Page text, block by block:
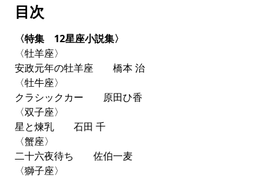
『テキサコ』や『クレオール礼賛』で知られる、カリブ
海マルティニーク島出身のゴンクール賞作家
ク・シャモワゾーと、ノーベル賞作家の
熱い文学談義を繰り広げた対談
ル的未来のために」
は必読です。司会は作家でありフラ
ンス文学者でもある
学的友情」で結ばれた二人が、グローバル化の対極にあ
るクレオール化が未来にもたらす可能性について語り合
います。
初の自伝的戯曲 岡田利規「ZERO COST
HOUSE」
目次
〈特集 12星座小説集〉
〈牡羊座〉
安政元年の牡羊座 橋本 治
〈牡牛座〉
クラシックカー 原田ひ香
〈双子座〉
星と煉乳 石田 千
〈蟹座〉
二十六夜待ち 佐伯一麦
〈獅子座〉